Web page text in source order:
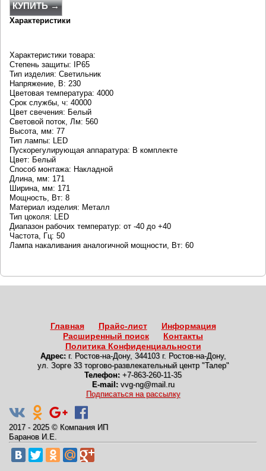
КУПИТЬ →
Характеристики
Характеристики товара:
Степень защиты: IP65
Тип изделия: Светильник
Напряжение, В: 230
Цветовая температура: 4000
Срок службы, ч: 40000
Цвет свечения: Белый
Световой поток, Лм: 560
Высота, мм: 77
Тип лампы: LED
Пускорегулирующая аппаратура: В комплекте
Цвет: Белый
Способ монтажа: Накладной
Длина, мм: 171
Ширина, мм: 171
Мощность, Вт: 8
Материал изделия: Металл
Тип цоколя: LED
Диапазон рабочих температур: от -40 до +40
Частота, Гц: 50
Лампа накаливания аналогичной мощности, Вт: 60
Главная Прайс-лист
Информация
Расширенный поиск
Контакты
Политика Конфиденциальности
Адрес: г. Ростов-на-Дону, 344103 г. Ростов-на-Дону,
ул. Зорге 33 торгово-развлекательный центр "Талер"
Телефон: +7-863-260-11-35
E-mail: vvg-ng@mail.ru
Подписаться на рассылку
2017 - 2025 © Компания ИП
Баранов И.Е.